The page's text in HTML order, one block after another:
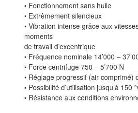
• Fonctionnement sans huile
• Extrêmement silencieux
• Vibration intense grâce aux
moments
de travail d’excentrique
• Fréquence nominale 14’000 –
• Force centrifuge 750 – 5’700 N
• Réglage progressif (air comprimé)
• Possibilité d’utilisation jusqu’à 150
• Résistance aux conditions